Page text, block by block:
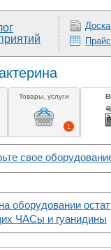
1
Товары, услуги
свое
оборудовании
ЧАСы и гуанидины